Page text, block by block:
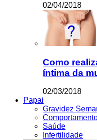
02/04/2018
Como
íntima da
02/03/2018
Papai
Gravidez
Saúde
Infertilidade